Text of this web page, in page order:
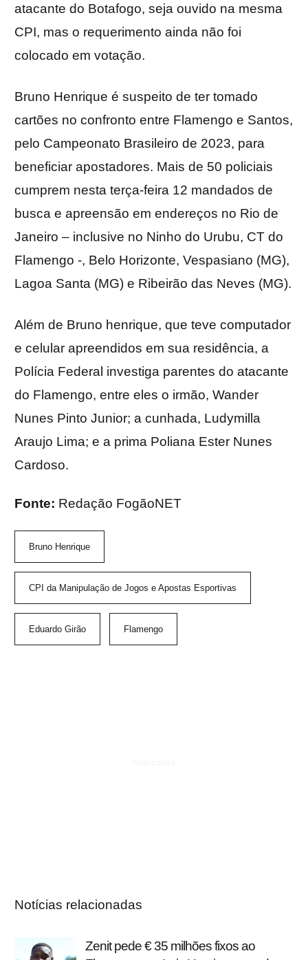
atacante do Botafogo, seja ouvido na mesma
CPI, mas o requerimento ainda não foi
colocado em votação.
Bruno Henrique é suspeito de ter tomado
cartões no confronto entre Flamengo e Santos,
pelo Campeonato Brasileiro de 2023, para
beneficiar apostadores. Mais de 50 policiais
cumprem nesta terça-feira 12 mandados de
busca e apreensão em endereços no Rio de
Janeiro – inclusive no Ninho do Urubu, CT do
Flamengo -, Belo Horizonte, Vespasiano (MG),
Lagoa Santa (MG) e Ribeirão das Neves (MG).
Além de Bruno henrique, que teve computador
e celular apreendidos em sua residência, a
Polícia Federal investiga parentes do atacante
do Flamengo, entre eles o irmão, Wander
Nunes Pinto Junior; a cunhada, Ludymilla
Araujo Lima; e a prima Poliana Ester Nunes
Cardoso.
Fonte: Redação FogãoNET
Bruno Henrique
CPI da Manipulação de Jogos e Apostas Esportivas
Eduardo Girão Flamengo
Notícias relacionadas
Zenit pede € 35 milhões fixos ao